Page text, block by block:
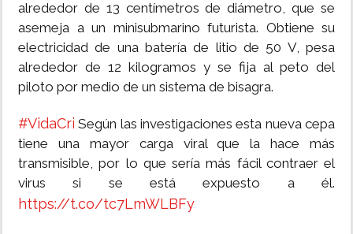
alrededor de 13 centímetros de diámetro, que se
asemeja a un minisubmarino futurista. Obtiene su
electricidad de una batería de litio de 50 V, pesa
alrededor de 12 kilogramos y se fija al peto del
piloto por medio de un sistema de bisagra.
#VidaCri Según las investigaciones esta nueva cepa
tiene una mayor carga viral que la hace más
transmisible, por lo que sería más fácil contraer el
virus si se está expuesto a él.
https://t.co/tc7LmWLBFy